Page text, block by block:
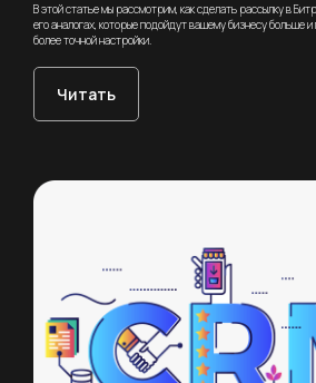
В этой статье мы рассмотрим, как сделать рассылку в
его аналогах, которые подойдут вашему бизнесу больше
более точной настройки.
Читать